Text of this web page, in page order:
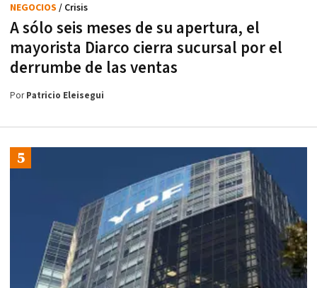
A sólo seis meses de su apertura, el
mayorista Diarco cierra sucursal por el
derrumbe de las ventas
NEGOCIOS / Crisis
PorPatricio Eleisegui